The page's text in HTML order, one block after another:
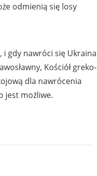
odmienią się losy
i gdy nawróci się Ukraina
Kościół greko-
dla nawrócenia
jest możliwe.